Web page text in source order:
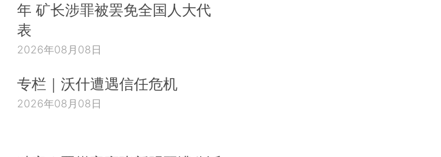
年 矿长涉罪被罢免全国人大代
表
2026年08月08日
专栏｜沃什遭遇信任危机
2026年08月08日